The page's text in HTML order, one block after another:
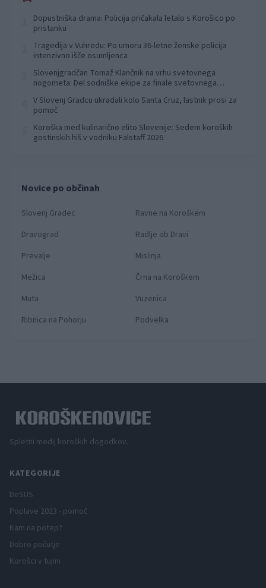
Dopustniška drama: Policija pričakala letalo s Korošico po
pristanku
Tragedija v Vuhredu: Po umoru 36-letne ženske policija
intenzivno išče osumljenca
Slovenjgradčan Tomaž Klančnik na vrhu svetovnega
nogometa: Del sodniške ekipe za finale svetovnega
V Slovenj Gradcu ukradali kolo Santa Cruz, lastnik prosi za
pomoč
Koroška med kulinarično elito Slovenije: Sedem koroških
gostinskih hiš v vodniku Falstaff 2026
Novice po občinah
Slovenj Gradec
Ravne na Koroškem
Dravograd
Radlje ob Dravi
Prevalje
Mislinja
Mežica
Črna na Koroškem
Muta
Vuzenica
Ribnica na Pohorju
Podvelka
Spletni medij koroških dogodkov.
KATEGORIJE
DeSUS
Poplave 2023 - pomoč
Kam na potep?
Dobro počutje
Korošci v tujini